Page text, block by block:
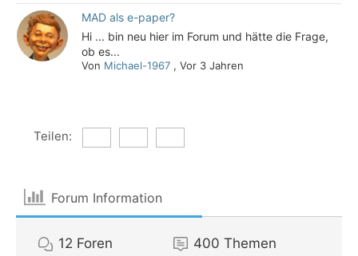
MAD als e-paper?
Hi ... bin neu hier im Forum und hätte die Frage,
ob es...
Von Michael-1967 ,Vor 3 Jahren
Teilen:
Forum Information
12 Foren 400 Themen